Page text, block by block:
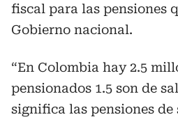
fiscal para las pensiones
Gobierno nacional.
“En Colombia hay 2.5
pensionados 1.5 son de
significa las pensiones